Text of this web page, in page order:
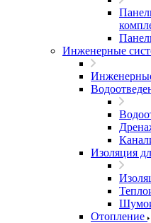
Инженерные
Изоляция
Отопление